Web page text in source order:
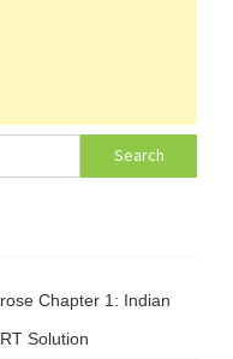
Search
for:
Prose Chapter 1: Indian
Solution